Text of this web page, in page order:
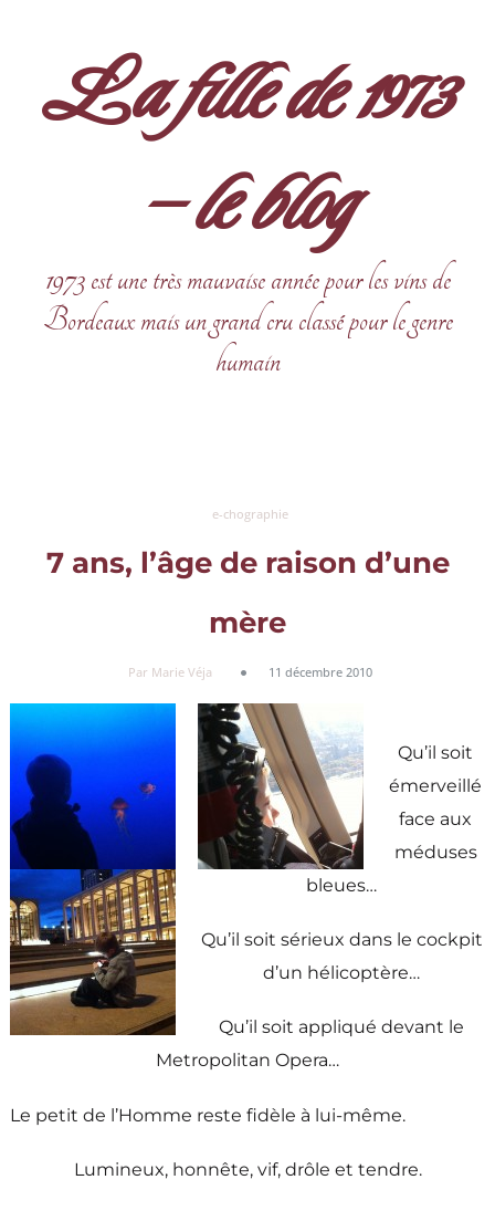
La fille de 1973
– le blog
1973 est une très mauvaise année pour les vins de
Bordeaux mais un grand cru classé pour le genre
humain
e-chographie
7 ans, l’âge de raison d’une
mère
Par Marie Véja 11 décembre 2010
Qu’il soit
émerveillé
face aux
méduses
bleues…
Qu’il soit sérieux dans le cockpit
d’un hélicoptère…
Qu’il soit appliqué devant le
Metropolitan Opera…
Le petit de l’Homme reste fidèle à lui-même.
Lumineux, honnête, vif, drôle et tendre.